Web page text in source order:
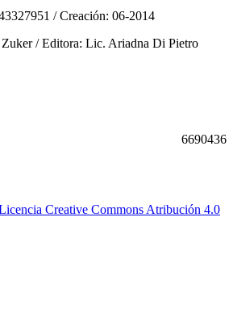
/ Creación: 06-2014
/ Editora: Lic. Ariadna Di Pietro
6690436
Creative Commons Atribución 4.0